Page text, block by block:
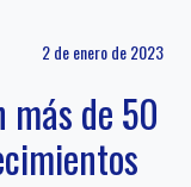
2 de enero de 2023
más de 50